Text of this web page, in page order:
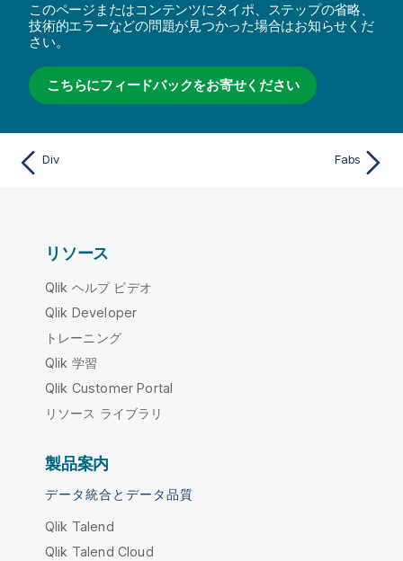
このページまたはコンテンツにタイポ、ステップの省略、
技術的エラーなどの問題が見つかった場合はお知らせくだ
さい。
こちらにフィードバックをお寄せください
Div Fabs
リソース
Qlik ヘルプ ビデオ
Qlik Developer
トレーニング
Qlik 学習
Qlik Customer Portal
リソース ライブラリ
製品案内
データ統合とデータ品質
Qlik Talend
Qlik Talend Cloud